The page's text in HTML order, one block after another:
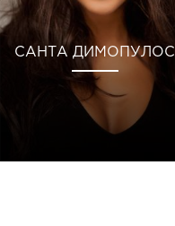
САНТА ДИМОПУЛОС